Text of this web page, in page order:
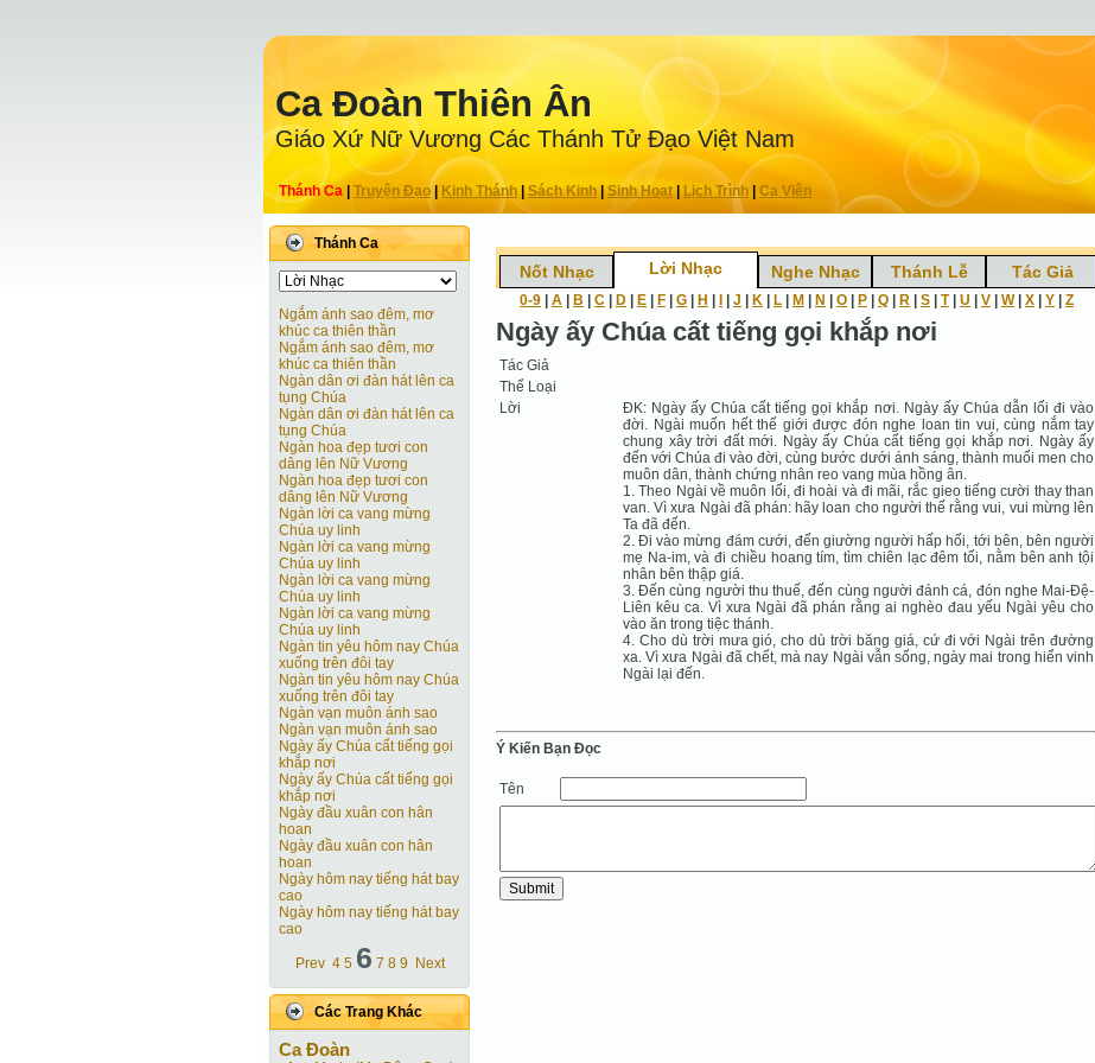
Ca Ðoàn Thiên Ân
Giáo Xứ Nữ Vương Các Thánh Tử Ðạo Việt Nam
Thánh Ca Truyện Ðạo| Kinh Thánh Sách Kinh|Sinh Hoạt| Lịch Trình Ca Viên
Thánh Ca
Ngắm ánh sao đêm, mơ
khúc ca thiên thần
Ngắm ánh sao đêm, mơ
khúc ca thiên thần
Ngàn dân ơi đàn hát lên ca
tụng Chúa
Ngàn dân ơi đàn hát lên ca
tụng Chúa
Ngàn hoa đẹp tươi con
dâng lên Nữ Vương
Ngàn hoa đẹp tươi con
dâng lên Nữ Vương
Ngàn lời ca vang mừng
Chúa uy linh
Ngàn lời ca vang mừng
Chúa uy linh
Ngàn lời ca vang mừng
Chúa uy linh
Ngàn lời ca vang mừng
Chúa uy linh
Ngàn tin yêu hôm nay Chúa
xuống trên đôi tay
Ngàn tin yêu hôm nay Chúa
xuống trên đôi tay
Ngàn vạn muôn ánh sao
Ngàn vạn muôn ánh sao
Ngày ấy Chúa cất tiếng gọi
khắp nơi
Ngày ấy Chúa cất tiếng gọi
khắp nơi
Ngày đầu xuân con hân
hoan
Ngày đầu xuân con hân
hoan
Ngày hôm nay tiếng hát bay
cao
Ngày hôm nay tiếng hát bay
cao
Prev 4 5 6 7 8 9 Next
Các Trang Khác
Ca Ðoàn
Nốt Nhạc Lời Nhạc Nghe Nhạc Thánh Lễ Tác Giả
0-9 A B C D E F G H J K L M N O P Q R S T| U V W| X Y Z
Ngày ấy Chúa cất tiếng gọi khắp nơi
Tác Giả
Thể Loại
Lời
ÐK: Ngày ấy Chúa cất tiếng gọi khắp nơi. Ngày ấy Chúa dẫn lối đi vào
đời. Ngài muốn hết thế giới được đón nghe loan tin vui, cùng nắm tay
chung xây trời đất mới. Ngày ấy Chúa cất tiếng gọi khắp nơi. Ngày ấy
đến với Chúa đi vào đời, cùng bước dưới ánh sáng, thành muối men cho
muôn dân, thành chứng nhân reo vang mùa hồng ân.
1. Theo Ngài về muôn lối, đi hoài và đi mãi, rắc gieo tiếng cười thay than
van. Vì xưa Ngài đã phán: hãy loan cho người thế rằng vui, vui mừng lên
Ta đã đến.
2. Ði vào mừng đám cưới, đến giường người hấp hối, tới bên, bên người
mẹ Na-im, và đi chiều hoang tím, tìm chiên lạc đêm tối, nằm bên anh tội
nhân bên thập giá.
3. Ðến cùng người thu thuế, đến cùng người đánh cá, đón nghe Mai-Ðệ-
Liên kêu ca. Vì xưa Ngài đã phán rằng ai nghèo đau yếu Ngài yêu cho
vào ăn trong tiệc thánh.
4. Cho dù trời mưa gió, cho dù trời băng giá, cứ đi với Ngài trên đường
xa. Vì xưa Ngài đã chết, mà nay Ngài vẫn sống, ngày mai trong hiển vinh
Ngài lại đến.
Ý Kiến Bạn Ðọc
Tên